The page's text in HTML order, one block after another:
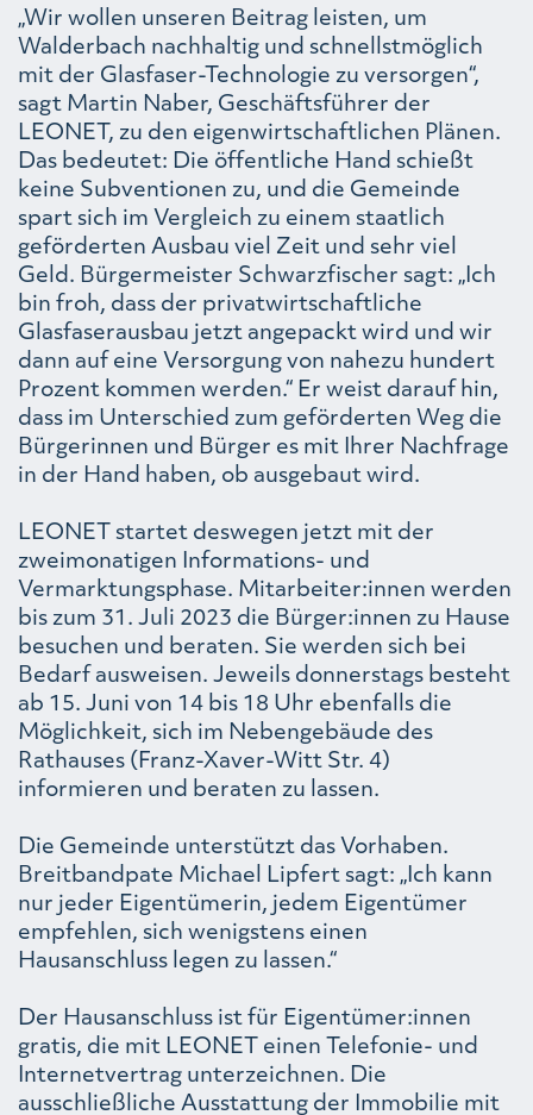
„Wir wollen unseren Beitrag leisten, um
Walderbach nachhaltig und schnellstmöglich
mit der Glasfaser-Technologie zu versorgen“,
sagt Martin Naber, Geschäftsführer der
LEONET, zu den eigenwirtschaftlichen Plänen.
Das bedeutet: Die öffentliche Hand schießt
keine Subventionen zu, und die Gemeinde
spart sich im Vergleich zu einem staatlich
geförderten Ausbau viel Zeit und sehr viel
Geld. Bürgermeister Schwarzfischer sagt: „Ich
bin froh, dass der privatwirtschaftliche
Glasfaserausbau jetzt angepackt wird und wir
dann auf eine Versorgung von nahezu hundert
Prozent kommen werden.“ Er weist darauf hin,
dass im Unterschied zum geförderten Weg die
Bürgerinnen und Bürger es mit Ihrer Nachfrage
in der Hand haben, ob ausgebaut wird.
LEONET startet deswegen jetzt mit der
zweimonatigen Informations- und
Vermarktungsphase. Mitarbeiter:innen werden
bis zum 31. Juli 2023 die Bürger:innen zu Hause
besuchen und beraten. Sie werden sich bei
Bedarf ausweisen. Jeweils donnerstags besteht
ab 15. Juni von 14 bis 18 Uhr ebenfalls die
Möglichkeit, sich im Nebengebäude des
Rathauses (Franz-Xaver-Witt Str. 4)
informieren und beraten zu lassen.
Die Gemeinde unterstützt das Vorhaben.
Breitbandpate Michael Lipfert sagt: „Ich kann
nur jeder Eigentümerin, jedem Eigentümer
empfehlen, sich wenigstens einen
Hausanschluss legen zu lassen.“
Der Hausanschluss ist für Eigentümer:innen
gratis, die mit LEONET einen Telefonie- und
Internetvertrag unterzeichnen. Die
ausschließliche Ausstattung der Immobilie mit